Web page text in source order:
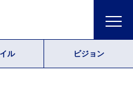
ル ビジョン